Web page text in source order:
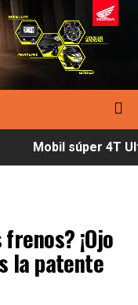
Mobil súper 4T
¡Ojo
la patente